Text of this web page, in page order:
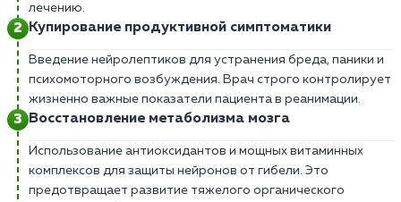
лечению.
Купирование продуктивной симптоматики
Введение нейролептиков для устранения бреда, паники и
психомоторного возбуждения. Врач строго контролирует
жизненно важные показатели пациента в реанимации.
Восстановление метаболизма мозга
Использование антиоксидантов и мощных витаминных
комплексов для защиты нейронов от гибели. Это
предотвращает развитие тяжелого органического